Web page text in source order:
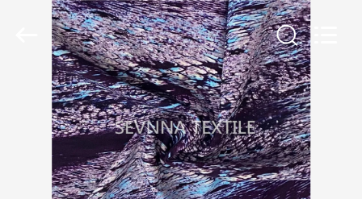
HAUS
PRODUKTE